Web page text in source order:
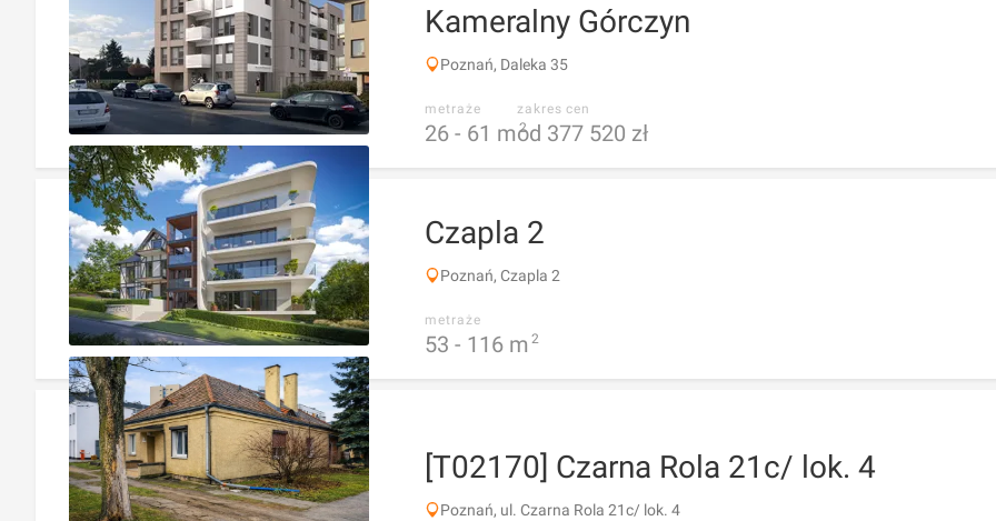
Kameralny Górczyn
Poznań, Daleka 35
metraże
26 - 61 m 2
zakres cen
od 377 520 zł
Czapla 2
Poznań, Czapla 2
metraże
53 - 116 m 2
[T02170] Czarna Rola 21c/ lok. 4
Poznań, ul. Czarna Rola 21c/ lok. 4